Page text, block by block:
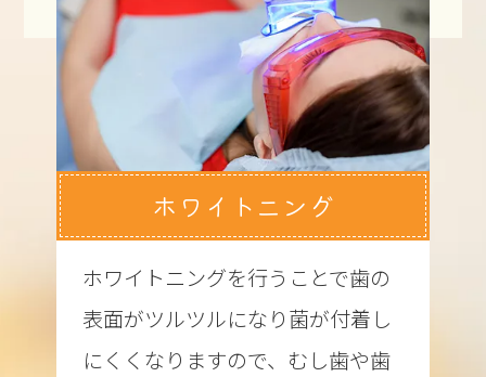
ホワイトニング
ホワイトニングを行うことで歯の
表面がツルツルになり菌が付着し
にくくなりますので、むし歯や歯